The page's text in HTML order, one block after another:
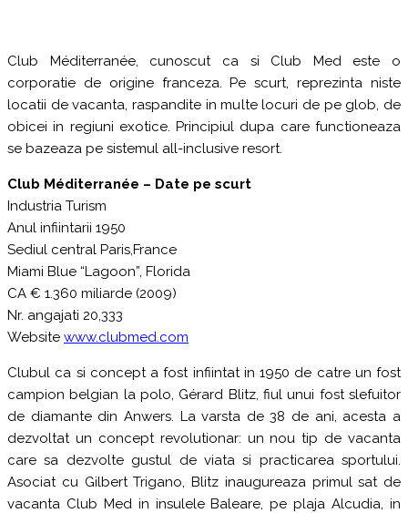
Club Méditerranée, cunoscut ca si Club Med este o
corporatie de origine franceza. Pe scurt, reprezinta niste
locatii de vacanta, raspandite in multe locuri de pe glob, de
obicei in regiuni exotice. Principiul dupa care functioneaza
se bazeaza pe sistemul all-inclusive resort.
Club Méditerranée – Date pe scurt
Industria Turism
Anul infiintarii 1950
Sediul central Paris,France
Miami Blue “Lagoon”, Florida
CA € 1.360 miliarde (2009)
Nr. angajati 20,333
Website www.clubmed.com
Clubul ca si concept a fost infiintat in 1950 de catre un fost
campion belgian la polo, Gérard Blitz, fiul unui fost slefuitor
de diamante din Anwers. La varsta de 38 de ani, acesta a
dezvoltat un concept revolutionar: un nou tip de vacanta
care sa dezvolte gustul de viata si practicarea sportului.
Asociat cu Gilbert Trigano, Blitz inaugureaza primul sat de
vacanta Club Med in insulele Baleare, pe plaja Alcudia, in